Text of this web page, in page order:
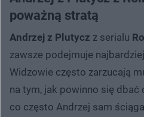
poważną stratą
Andrzej z Plutycz z serialu
zawsze podejmuje
Widzowie często zarzucają
na tym, jak powinno się
co często Andrzej sam